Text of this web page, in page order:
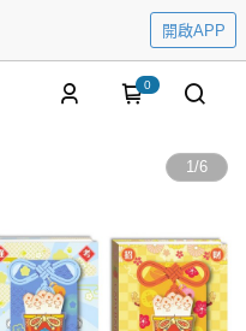
開啟APP
0
1/6